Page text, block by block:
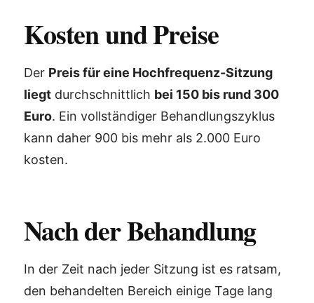
Kosten und Preise
Der Preis für eine Hochfrequenz-Sitzung
liegt durchschnittlich bei 150 bis rund 300
Euro. Ein vollständiger Behandlungszyklus
kann daher 900 bis mehr als 2.000 Euro
kosten.
Nach der Behandlung
In der Zeit nach jeder Sitzung ist es ratsam,
den behandelten Bereich einige Tage lang